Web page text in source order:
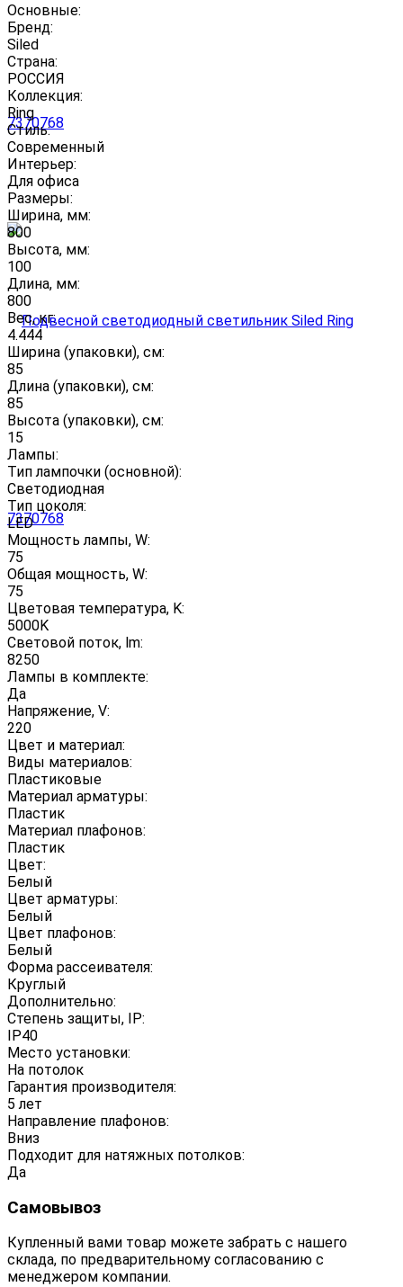
Основные:
Бренд:
Siled
Страна:
РОССИЯ
Коллекция:
Ring
Стиль:
Современный
Интерьер:
Для офиса
Размеры:
Ширина, мм:
800
Высота, мм:
100
Длина, мм:
800
Вес, кг:
4.444
Ширина (упаковки), см:
85
Длина (упаковки), см:
85
Высота (упаковки), см:
15
Лампы:
Тип лампочки (основной):
Светодиодная
Тип цоколя:
LED
Мощность лампы, W:
75
Общая мощность, W:
75
Цветовая температура, K:
5000K
Световой поток, lm:
8250
Лампы в комплекте:
Да
Напряжение, V:
220
Цвет и материал:
Виды материалов:
Пластиковые
Материал арматуры:
Пластик
Материал плафонов:
Пластик
Цвет:
Белый
Цвет арматуры:
Белый
Цвет плафонов:
Белый
Форма рассеивателя:
Круглый
Дополнительно:
Степень защиты, IP:
IP40
Место установки:
На потолок
Гарантия производителя:
5 лет
Направление плафонов:
Вниз
Подходит для натяжных потолков:
Да
Самовывоз
Купленный вами товар можете забрать с нашего
склада, по предварительному согласованию с
менеджером компании.